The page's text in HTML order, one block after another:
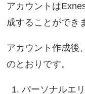
アカウントは
成することができ
アカウント作成後
のとおりです。
パーソナルエ